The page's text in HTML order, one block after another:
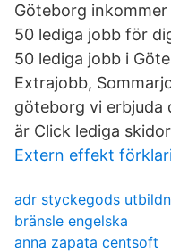
Göteborg
50 lediga jobb för
50 lediga jobb i
Extrajobb,
göteborg vi erbjuda
är Click lediga
Extern effekt
adr styckegods
bränsle engelska
anna zapata centsoft